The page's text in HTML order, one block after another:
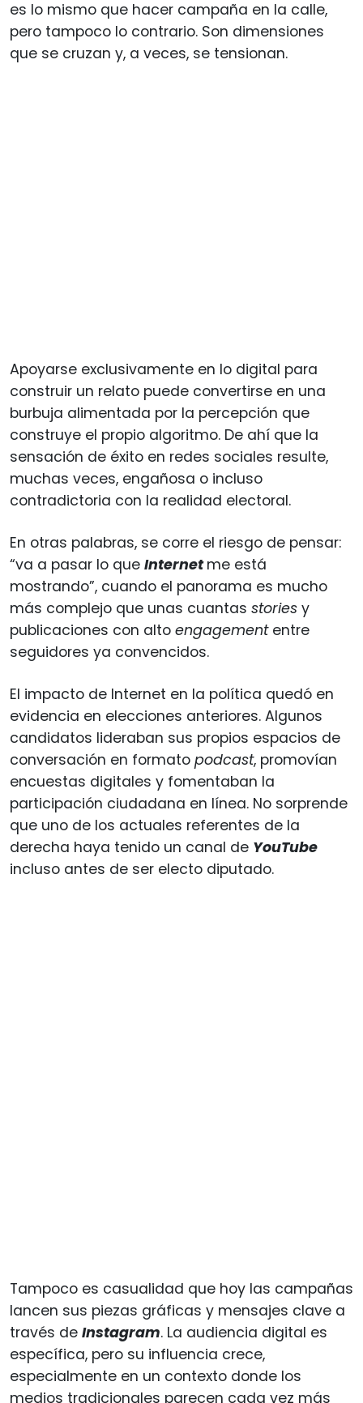
es lo mismo que hacer campaña en la calle,
pero tampoco lo contrario. Son dimensiones
que se cruzan y, a veces, se tensionan.
Apoyarse exclusivamente en lo digital para
construir un relato puede convertirse en una
burbuja alimentada por la percepción que
construye el propio algoritmo. De ahí que la
sensación de éxito en redes sociales resulte,
muchas veces, engañosa o incluso
contradictoria con la realidad electoral.
En otras palabras, se corre el riesgo de pensar:
“va a pasar lo que Internetme está
mostrando”, cuando el panorama es mucho
más complejo que unas cuantas stories y
publicaciones con alto engagemententre
seguidores ya convencidos.
El impacto de Internet en la política quedó en
evidencia en elecciones anteriores. Algunos
candidatos lideraban sus propios espacios de
conversación en formato podcast, promovían
encuestas digitales y fomentaban la
participación ciudadana en línea. No sorprende
que uno de los actuales referentes de la
derecha haya tenido un canal de YouTube
incluso antes de ser electo diputado.
Tampoco es casualidad que hoy las campañas
lancen sus piezas gráficas y mensajes clave a
través de Instagram. La audiencia digital es
específica, pero su influencia crece,
especialmente en un contexto donde los
medios tradicionales parecen cada vez más